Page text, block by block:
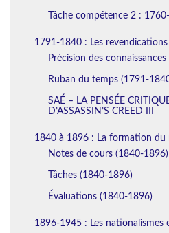
Tâche compétence 2 :
1791-1840 : Les
Précision des
Ruban du temps (1791-
SAÉ – LA PENSÉE
D’ASSASSIN’S CREED III
1840 à 1896 : La formation du
Notes de cours (1840-1896)
Tâches (1840-1896)
Évaluations (1840-1896)
1896-1945 : Les nationalismes